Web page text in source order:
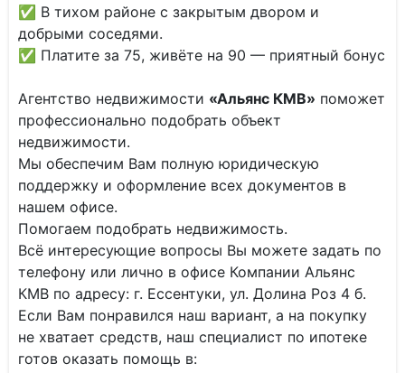
✅ В тихом районе с закрытым двором и
добрыми соседями.
✅ Платите за 75, живёте на 90 — приятный бонус
Агентство недвижимости «Альянс КМВ» поможет
профессионально подобрать объект
недвижимости.
Мы обеспечим Вам полную юридическую
поддержку и оформление всех документов в
нашем офисе.
Помогаем подобрать недвижимость.
Всё интересующие вопросы Вы можете задать по
телефону или лично в офисе Компании Альянс
КМВ по адресу: г. Ессентуки, ул. Долина Роз 4 б.
Если Вам понравился наш вариант, а на покупку
не хватает средств, наш специалист по ипотеке
готов оказать помощь в: